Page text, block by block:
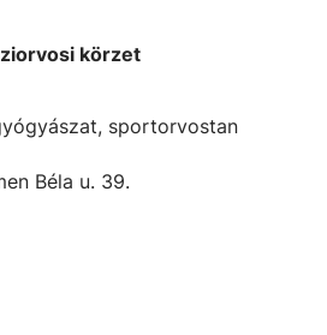
körzet
sportorvostan
Béla u. 39.